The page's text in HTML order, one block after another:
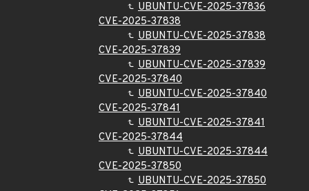
UBUNTU-CVE-2025-37836
CVE-2025-37838
UBUNTU-CVE-2025-37838
CVE-2025-37839
UBUNTU-CVE-2025-37839
CVE-2025-37840
UBUNTU-CVE-2025-37840
CVE-2025-37841
UBUNTU-CVE-2025-37841
CVE-2025-37844
UBUNTU-CVE-2025-37844
CVE-2025-37850
UBUNTU-CVE-2025-37850